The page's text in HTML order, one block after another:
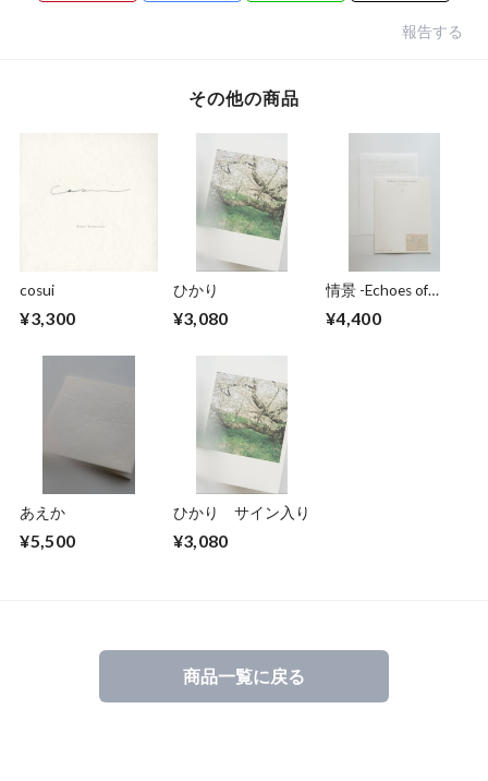
報告する
その他の商品
cosui
¥3,300
ひかり
¥3,080
情景 -Echoes of
¥4,400
あえか
¥5,500
ひかり サイン入り
¥3,080
商品一覧に戻る